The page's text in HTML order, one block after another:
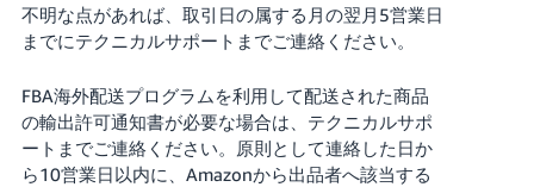
不明な点があれば、取引日の属する月の翌月5営業日
までにテクニカルサポートまでご連絡ください。
FBA海外配送プログラムを利用して配送された商品
の輸出許可通知書が必要な場合は、テクニカルサポ
ートまでご連絡ください。原則として連絡した日か
ら10営業日以内に、Amazonから出品者へ該当する